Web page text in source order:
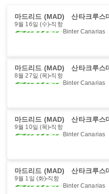
마드리드 (MAD) 산타크루스
9월 16일 (수) 직항
Binter Canarias
마드리드 (MAD) 산타크루스
8월 27일 (목) 직항
Binter Canarias
마드리드 (MAD) 산타크루스
9월 10일 (목) 직항
Binter Canarias
마드리드 (MAD) 산타크루스
9월 1일 (화) 직항
Binter Canarias